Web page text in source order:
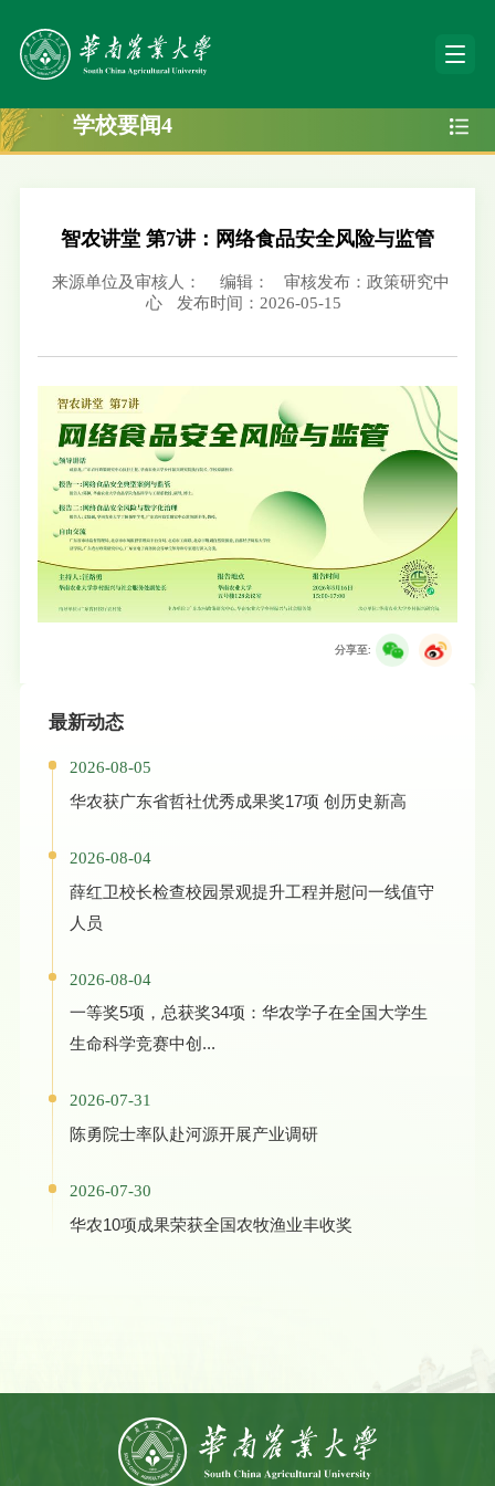
学校要闻4
智农讲堂 第7讲：网络食品安全风险与监管
来源单位及审核人： 编辑：
审核发布：政策研究中
心
发布时间：2026-05-15
分享至:
最新动态
2026-08-05
华农获广东省哲社优秀成果奖17项 创历史新高
2026-08-04
薛红卫校长检查校园景观提升工程并慰问一线值守
人员
2026-08-04
一等奖5项，总获奖34项：华农学子在全国大学生
生命科学竞赛中创...
2026-07-31
陈勇院士率队赴河源开展产业调研
2026-07-30
华农10项成果荣获全国农牧渔业丰收奖